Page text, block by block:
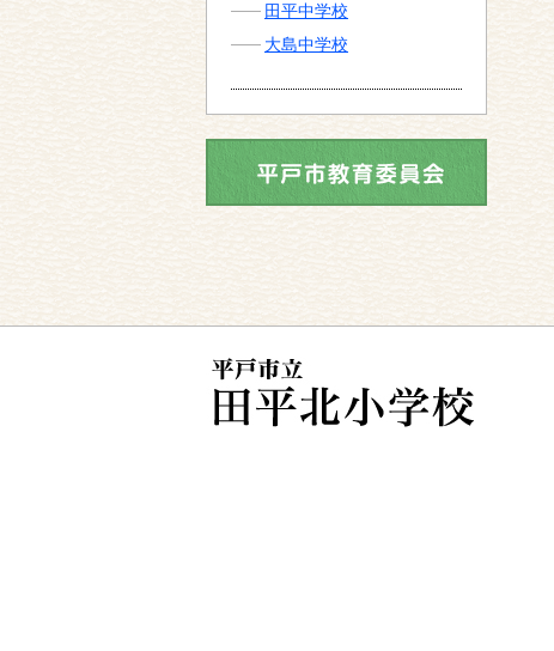
田平中学校
大島中学校